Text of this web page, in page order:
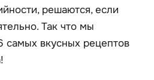
решаются, если
Так что мы
самых вкусных рецептов